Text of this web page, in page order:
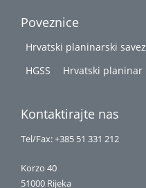
Poveznice
Hrvatski planinarski savez
HGSS
Hrvatski planinar
Kontaktirajte nas
Tel/Fax: +385 51 331 212
Korzo 40
51000 Rijeka